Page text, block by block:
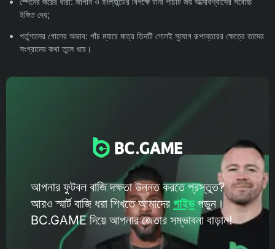
ইঙ্গিত দেয়;
পর্তুগালের গোলের অভাব: পাঁচ ম্যাচে মাত্র তিনটি গোলই সুযোগ রূপান্তরের ক্ষেত্রে তাদের
সংগ্রামের কথা তুলে ধরে।
আপনার ফুটবল বাজি দক্ষতা উন্নত করতে প্রস্তুত?
আরও স্মার্ট বাজি ধরা শিখতে আমাদের গাইডপড়ুন।
BC.GAME দিয়ে আপনার জেতার সম্ভাবনা বাড়ান!